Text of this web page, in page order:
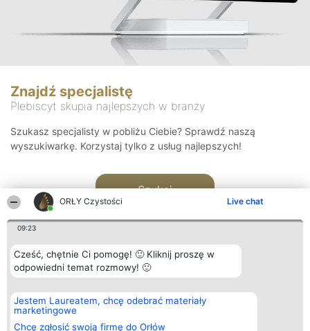
ORŁY Czystości Live chat
09:23
Cześć, chętnie Ci pomogę! 🙂 Kliknij proszę w
odpowiedni temat rozmowy! 🙂
Jestem Laureatem, chcę odebrać materiały
marketingowe
Chcę zgłosić swoją firmę do Orłów
Znajdź specjalistę
Plebiscyt skupia najlepszych w branży
Szukasz specjalisty w pobliżu Ciebie? Sprawdź naszą
wyszukiwarkę. Korzystaj tylko z usług najlepszych!
Szukaj
Organizator plebiscytu
Bright Side Solutions sp. z o.
o. sp. k.
ul. Ruska 22
Plebiscyt
Laureaci
wszystkich
Kontakt
Kontakt